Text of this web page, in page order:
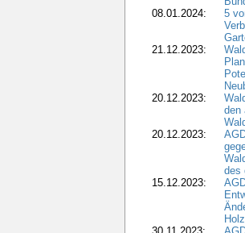
08.01.2024:
5
21.12.2023:
20.12.2023:
den
20.12.2023:
des
15.12.2023: